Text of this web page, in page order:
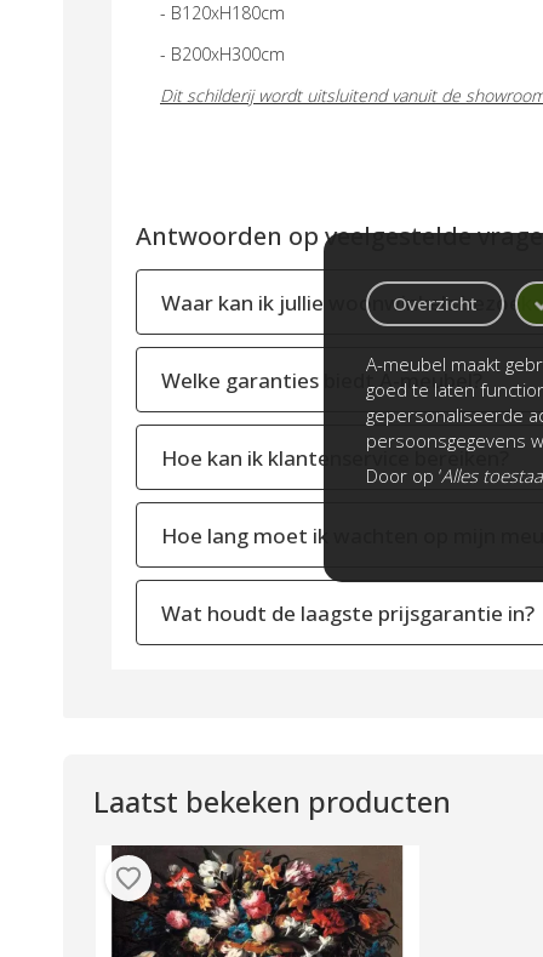
- B120xH180cm
- B200xH300cm
Dit schilderij wordt uitsluitend vanuit de
Antwoorden op veelgestelde
Waar kan ik jullie woonwinkels
Welke garanties biedt A-meubel?
Hoe kan ik klantenservice bereiken?
Hoe lang moet ik wachten op mijn
Wat houdt de laagste prijsgarantie in?
Laatst bekeken producten
Overzicht
A-meubel maakt
goed te laten
gepersonaliseerde
persoonsgegevens
Door op ‘Alles